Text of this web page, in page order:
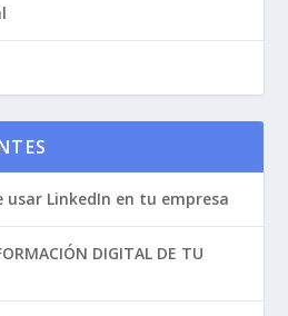
usar LinkedIn en tu empresa
DIGITAL DE TU